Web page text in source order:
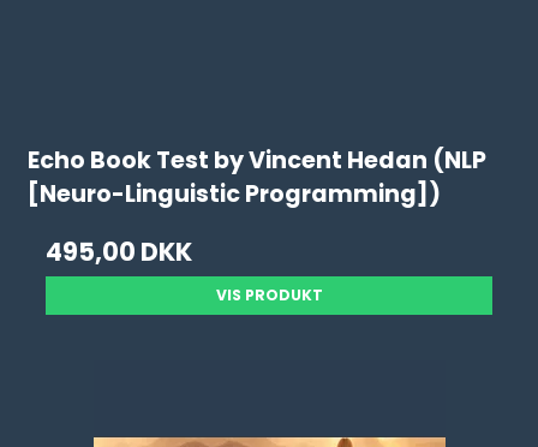
Echo Book Test by Vincent Hedan (NLP
[Neuro-Linguistic Programming])
495,00 DKK
VIS PRODUKT